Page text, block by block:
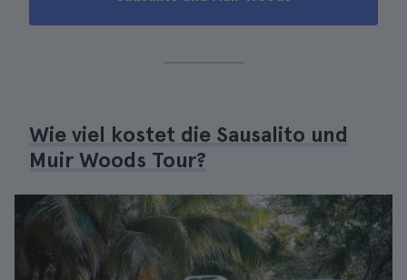
Wie viel kostet die Sausalito und
Muir Woods Tour?